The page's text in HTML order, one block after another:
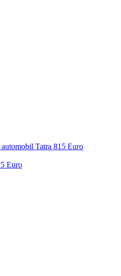
Tatra 815 Euro
Euro